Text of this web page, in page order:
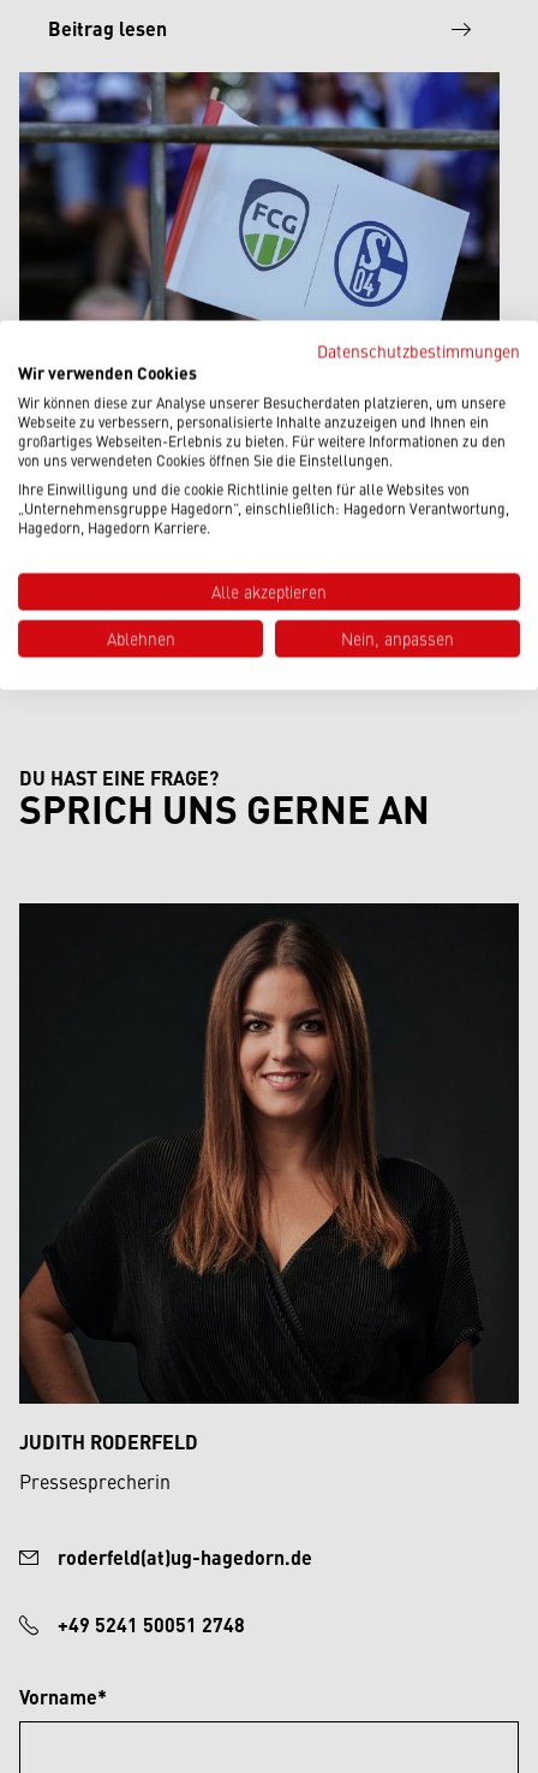
Beitrag lesen
11.07.2026|Hagedorn News
FUSSBALL VERBINDET – EIN B
ESONDERER NACHMITTAG IM H
EIDEWALD
Beitrag lesen
DU HAST EINE FRAGE?
SPRICH UNS GERNE AN
JUDITH RODERFELD
Pressesprecherin
roderfeld(at)ug-hagedorn.de
+49 5241 50051 2748
Vorname*
Datenschutzbestimmungen
Wir verwenden Cookies
Wir können diese zur Analyse unserer Besucherdaten platzieren, um unsere
Webseite zu verbessern, personalisierte Inhalte anzuzeigen und Ihnen ein
großartiges Webseiten-Erlebnis zu bieten. Für weitere Informationen zu den
von uns verwendeten Cookies öffnen Sie die Einstellungen.
Ihre Einwilligung und die cookie Richtlinie gelten für alle Websites von
„Unternehmensgruppe Hagedorn“, einschließlich: Hagedorn Verantwortung,
Hagedorn, Hagedorn Karriere.
Alle akzeptieren
Ablehnen Nein, anpassen